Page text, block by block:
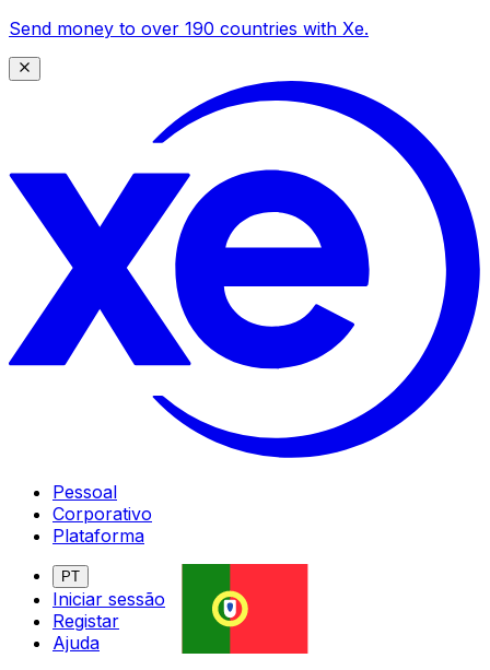
Send money to over 190 countries with Xe.
Pessoal
Corporativo
Plataforma
PT
Iniciar sessão
Registar
Ajuda